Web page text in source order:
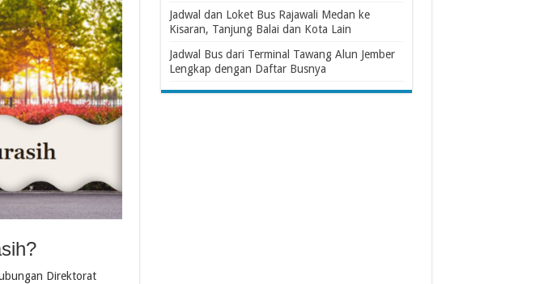
Direktorat
Jadwal dan Loket Bus Rajawali Medan ke
Kisaran, Tanjung Balai dan Kota Lain
Jadwal Bus dari Terminal Tawang Alun Jember
Lengkap dengan Daftar Busnya